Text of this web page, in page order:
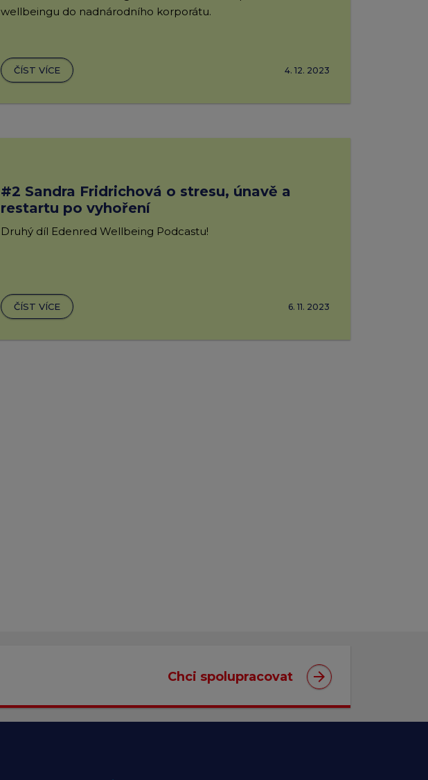
wellbeingu do nadnárodního korporátu.
ČÍST VÍCE 4. 12. 2023
#2 Sandra Fridrichová o stresu, únavě a
restartu po vyhoření
Druhý díl Edenred Wellbeing Podcastu!
ČÍST VÍCE 6. 11. 2023
Chci spolupracovat arrow_forward